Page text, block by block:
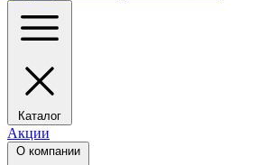
Каталог
Акции
О компании